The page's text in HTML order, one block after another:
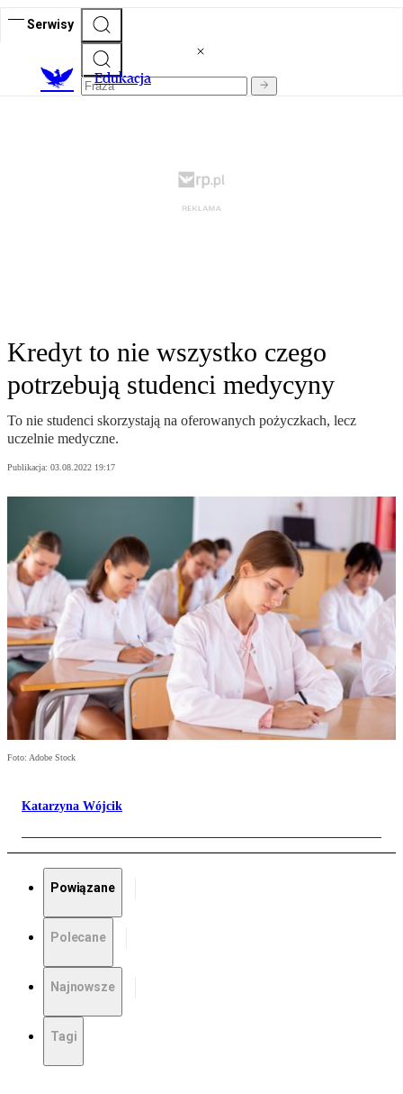
Serwisy
Edukacja
Kredyt to nie wszystko czego
potrzebują studenci medycyny
To nie studenci skorzystają na oferowanych pożyczkach, lecz
uczelnie medyczne.
Publikacja: 03.08.2022 19:17
Foto: Adobe Stock
Katarzyna Wójcik
Powiązane
Polecane
Najnowsze
Tagi